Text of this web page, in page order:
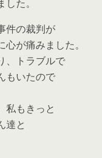
た。
件の裁判が
心が痛みました。
、トラブルで
もいたので
私もきっと
達と